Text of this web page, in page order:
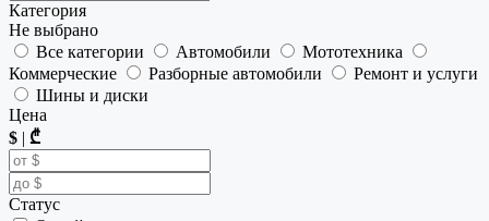
Категория
Не выбрано
Все категории
Автомобили
Мототехника
Коммерческие
Разборные автомобили
Ремонт и услуги
Шины и диски
Цена
$ | ₾
Статус